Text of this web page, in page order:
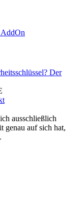
Der
ausschließlich
genau auf sich hat,
.